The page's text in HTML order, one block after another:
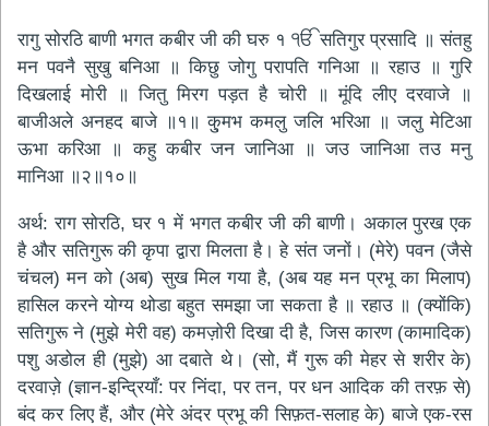
रागु सोरठि बाणी भगत कबीर जी की घरु १ ੴ सतिगुर प्रसादि ॥ संतहु
मन पवनै सुखु बनिआ ॥ किछु जोगु परापति गनिआ ॥ रहाउ ॥ गुरि
दिखलाई मोरी ॥ जितु मिरग पड़त है चोरी ॥ मूंदि लीए दरवाजे ॥
बाजीअले अनहद बाजे ॥१॥ कु्मभ कमलु जलि भरिआ ॥ जलु मेटिआ
ऊभा करिआ ॥ कहु कबीर जन जानिआ ॥ जउ जानिआ तउ मनु
मानिआ ॥२॥१०॥
अर्थ: राग सोरठि, घर १ में भगत कबीर जी की बाणी। अकाल पुरख एक
है और सतिगुरू की कृपा द्वारा मिलता है। हे संत जनों। (मेरे) पवन (जैसे
चंचल) मन को (अब) सुख मिल गया है, (अब यह मन प्रभू का मिलाप)
हासिल करने योग्य थोडा बहुत समझा जा सकता है ॥ रहाउ ॥ (क्योंकि)
सतिगुरू ने (मुझे मेरी वह) कमज़ोरी दिखा दी है, जिस कारण (कामादिक)
पशु अडोल ही (मुझे) आ दबाते थे। (सो, मैं गुरू की मेहर से शरीर के)
दरवाज़े (ज्ञान-इन्द्रियाँ: पर निंदा, पर तन, पर धन आदिक की तरफ़ से)
बंद कर लिए हैं, और (मेरे अंदर प्रभू की सिफ़त-सलाह के) बाजे एक-रस